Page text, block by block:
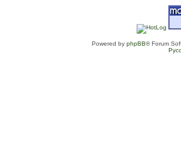
Powered by phpBB® Forum